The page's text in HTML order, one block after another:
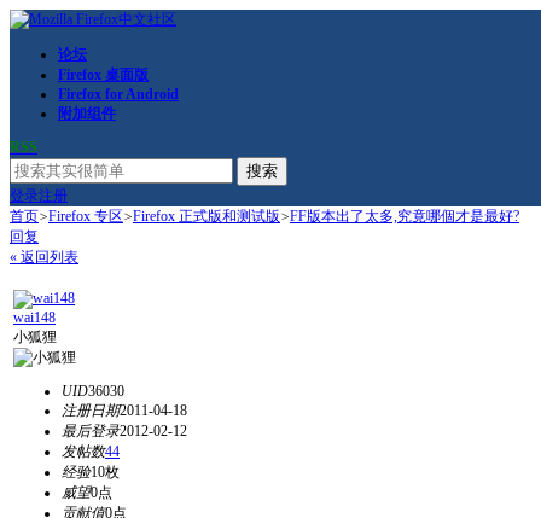
论坛
Firefox 桌面版
Firefox for Android
附加组件
RSS
搜索
登录注册
首页>Firefox 专区>Firefox 正式版和测试版>FF版本出了太多,究竟哪個才是最好?
回复
« 返回列表
wai148
小狐狸
UID36030
注册日期2011-04-18
最后登录2012-02-12
发帖数44
经验10枚
威望0点
贡献值0点